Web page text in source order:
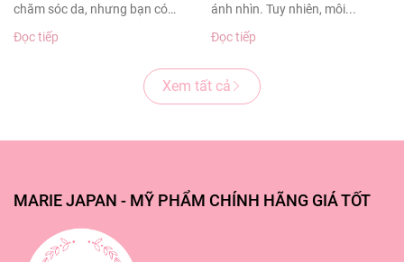
chăm sóc da, nhưng bạn có
biết?Theo...
Đọc tiếp
ánh nhìn. Tuy nhiên, môi...
Đọc tiếp
Xem tất cả
MARIE JAPAN - MỸ PHẨM CHÍNH HÃNG GIÁ TỐT